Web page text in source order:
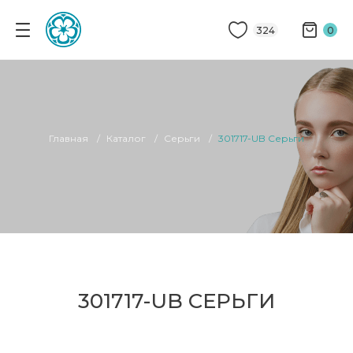
324 0
Главная Каталог Серьги 301717-UB Серьги
301717-UB СЕРЬГИ